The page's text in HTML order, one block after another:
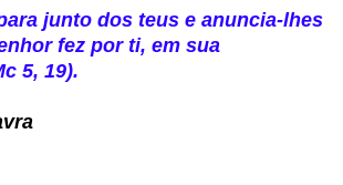
junto dos teus e anuncia-lhes
fez por ti, em sua
5, 19).